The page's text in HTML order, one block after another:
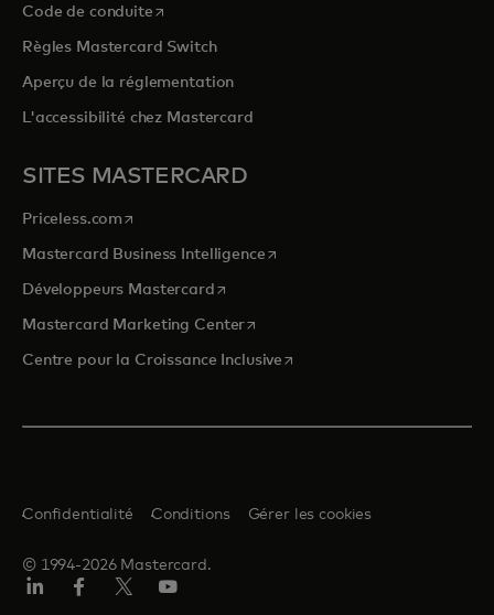
Code de conduites’ouvre dans un nouvel onglet
Règles Mastercard Switch
Aperçu de la réglementation
L'accessibilité chez Mastercard
SITES MASTERCARD
Priceless.com s’ouvre dans un nouvel onglet
Mastercard Business Intelligences’ouvre dans un nouvel onglet
Développeurs Mastercards’ouvre dans un nouvel onglet
Mastercard Marketing Centers’ouvre dans un nouvel onglet
Centre pour la Croissance Inclusive s’ouvre dans un nouvel
© 1994-2026 Mastercard.
Confidentialité Conditions Gérer les cookies